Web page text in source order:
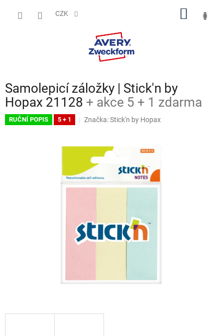
CZK
Samolepicí záložky | Stick'n by
Hopax 21128 + akce 5 + 1 zdarma
RUČNÍ POPIS 5 + 1 Značka:Stick'n by Hopax